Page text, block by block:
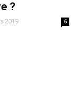
?
2019 6